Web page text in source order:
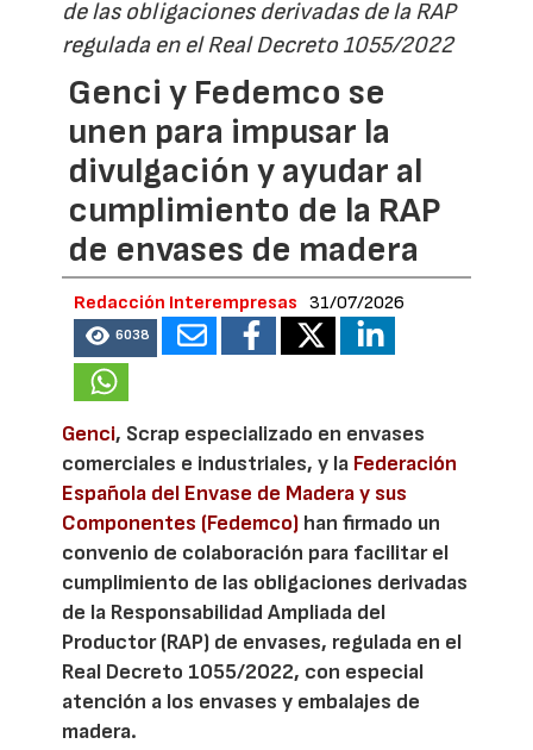
de las obligaciones derivadas de la RAP
regulada en el Real Decreto 1055/2022
Genci y Fedemco se
unen para impusar la
divulgación y ayudar al
cumplimiento de la RAP
de envases de madera
Redacción Interempresas 31/07/2026
6038
Genci, Scrap especializado en envases
comerciales e industriales, y la Federación
Española del Envase de Madera y sus
Componentes (Fedemco) han firmado un
convenio de colaboración para facilitar el
cumplimiento de las obligaciones derivadas
de la Responsabilidad Ampliada del
Productor (RAP) de envases, regulada en el
Real Decreto 1055/2022, con especial
atención a los envases y embalajes de
madera.